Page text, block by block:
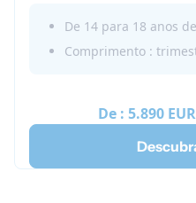
semana e é acolhido
fins de semana e
melhora o seu francês
De 14 para 18 anos
De : 5.890 EUR